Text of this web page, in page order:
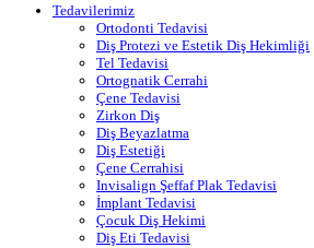
Tedavilerimiz
Ortodonti Tedavisi
Diş Protezi ve Estetik Diş Hekimliği
Tel Tedavisi
Ortognatik Cerrahi
Çene Tedavisi
Zirkon Diş
Diş Beyazlatma
Diş Estetiği
Çene Cerrahisi
Invisalign Şeffaf Plak Tedavisi
İmplant Tedavisi
Çocuk Diş Hekimi
Diş Eti Tedavisi